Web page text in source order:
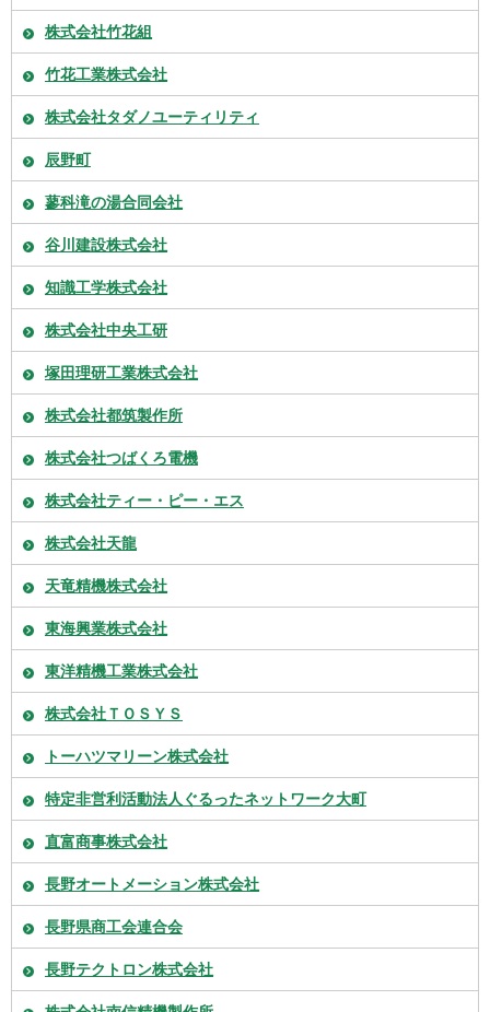
株式会社竹花組
竹花工業株式会社
株式会社タダノユーティリティ
辰野町
蓼科滝の湯合同会社
谷川建設株式会社
知識工学株式会社
株式会社中央工研
塚田理研工業株式会社
株式会社都筑製作所
株式会社つばくろ電機
株式会社ティー・ピー・エス
株式会社天龍
天竜精機株式会社
東海興業株式会社
東洋精機工業株式会社
株式会社ＴＯＳＹＳ
トーハツマリーン株式会社
特定非営利活動法人ぐるったネットワーク大町
直富商事株式会社
長野オートメーション株式会社
長野県商工会連合会
長野テクトロン株式会社